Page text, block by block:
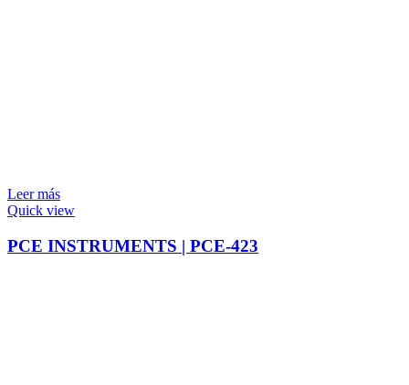
Leer más
Quick view
PCE INSTRUMENTS | PCE-423